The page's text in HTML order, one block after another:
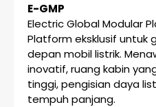
E-GMP
Electric Global Modular
Platform eksklusif untuk
depan mobil listrik.
inovatif, ruang kabin
tinggi, pengisian daya
tempuh panjang.